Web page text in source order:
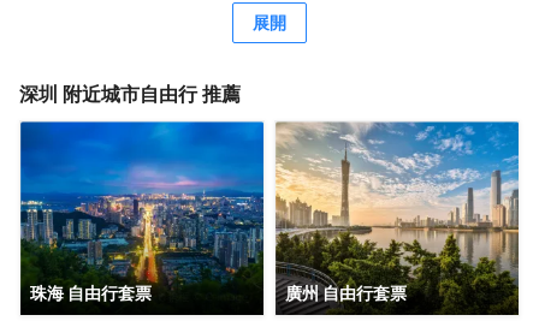
牌花美時、公寓品牌LIPPO公社。尚美生活旗下酒店超過
3500家（含在營店和籌建店），現已覆蓋全國31個省293座
團，尚美生活憑藉創新的商業模式、強大的品牌優勢和專業
創、共享大住宿共同體。未來，集團將不斷探索住宿業與互
聯網的結合、與新生活方式的結合，致力於成為全球領先的
生活服務連鎖平台，引領新尚美好生活。
展開
深圳 附近城市自由行 推薦
珠海 自由行套票 廣州 自由行套票